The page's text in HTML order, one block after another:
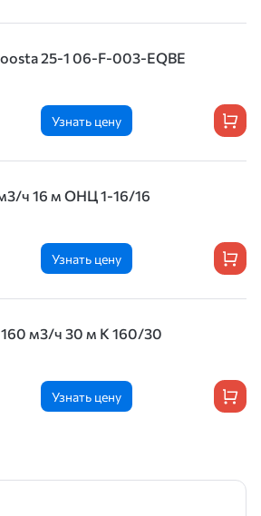
25-1 06-F-003-EQBE
Узнать цену
ч 16 м ОНЦ 1-16/16
Узнать цену
м3/ч 30 м К 160/30
Узнать цену